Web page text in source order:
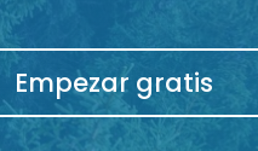
Empezar gratis